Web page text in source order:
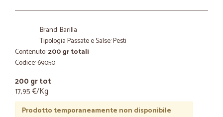
Brand: Barilla
Tipologia Passate e Salse: Pesti
Contenuto:200 gr totali
Codice: 69050
200 gr tot
17,95 €/Kg
Prodotto temporaneamente non disponibile